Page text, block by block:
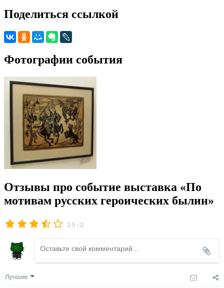
Поделиться ссылкой
Фотографии события
Отзывы про событие выставка «По
мотивам русских героических былин»
3.5 /2
Лучшие